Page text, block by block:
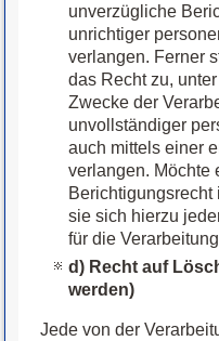
unverzügliche
unrichtiger
verlangen. Ferner
das Recht zu,
Zwecke der
unvollständiger
auch mittels einer
verlangen. Möchte
Berichtigungsrecht
sie sich hierzu
für die
d) Recht auf
werden)
Jede von der